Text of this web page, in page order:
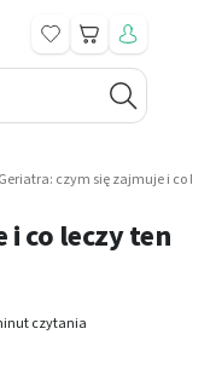
Koszyk
Geriatra: czym się zajmuje i co
i co leczy ten
czytania